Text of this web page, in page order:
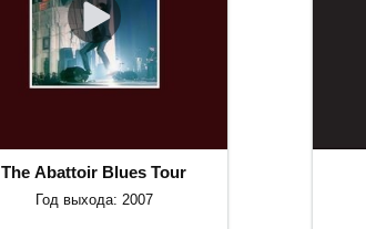
The Abattoir Blues Tour
Год выхода: 2007